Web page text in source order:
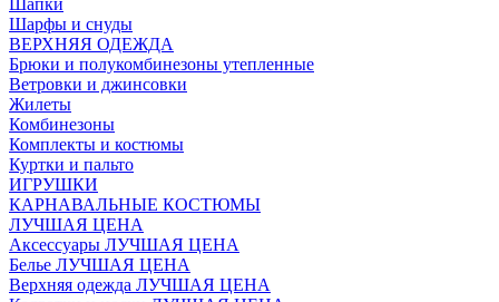
Шапки
Шарфы и снуды
ВЕРХНЯЯ ОДЕЖДА
Брюки и полукомбинезоны утепленные
Ветровки и джинсовки
Жилеты
Комбинезоны
Комплекты и костюмы
Куртки и пальто
ИГРУШКИ
КАРНАВАЛЬНЫЕ КОСТЮМЫ
ЛУЧШАЯ ЦЕНА
Аксессуары ЛУЧШАЯ ЦЕНА
Белье ЛУЧШАЯ ЦЕНА
Верхняя одежда ЛУЧШАЯ ЦЕНА